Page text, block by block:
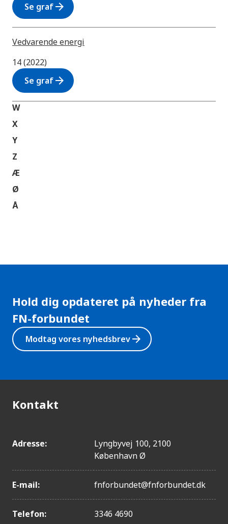
Se grafarrow_forward
Vedvarende energi
14 (2022)
Se grafarrow_forward
W
X
Y
Z
Æ
Ø
Å
Hold dig opdateret på nyheder fra
FN-forbundet
Modtag vores nyhedsbrevarrow_forward
Kontakt
Adresse:
Lyngbyvej 100, 2100
København Ø
E-mail: fnforbundet@fnforbundet.dk
Telefon: 3346 4690